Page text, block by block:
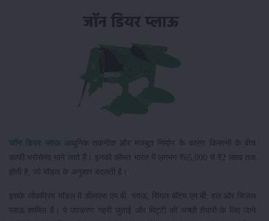
जॉन डियर प्लाऊ
आधुनिक तकनीक और मजबूत निर्माण के कारण किसानों के बीच
काफी भरोसेमंद माने जाते हैं। इनकी कीमत भारत में लगभग ₹65,000 से ₹2 लाख तक
होती है, जो मॉडल के अनुसार बदलती है।
इसके लोकप्रिय मॉडल में डीलक्स एम.बी. प्लाऊ, सिंगल बॉटम एम.बी. हल और चिज़ल
प्लाऊ शामिल हैं। ये उपकरण गहरी जुताई और मिट्टी की अच्छी तैयारी के लिए जाने